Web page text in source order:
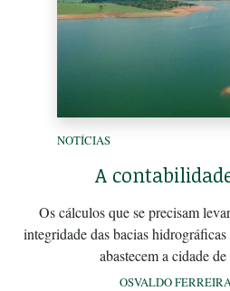
NOTÍCIAS
A
Os cálculos que se precisam
integridade das bacias
abastecem a cidade
OSVALDO